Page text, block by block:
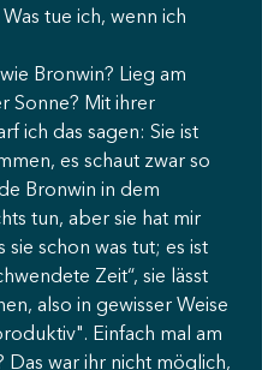
tue ich, wenn ich
Bronwin? Lieg am
Sonne? Mit ihrer
ich das sagen: Sie ist
es schaut zwar so
Bronwin in dem
tun, aber sie hat mir
sie schon was tut; es ist
Zeit“, sie lässt
also in gewisser Weise
Einfach mal am
Das war ihr nicht möglich,